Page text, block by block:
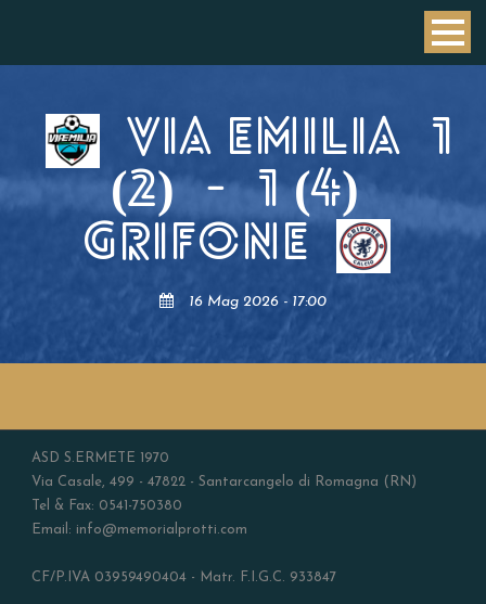
VIA EMILIA
1
(2)
-
1 (4)
GRIFONE
16 Mag 2026 - 17:00
ASD S.ERMETE 1970
Via Casale, 499 - 47822 - Santarcangelo di Romagna (RN)
Tel & Fax: 0541-750380
Email: info@memorialprotti.com
CF/P.IVA 03959490404 - Matr. F.I.G.C. 933847